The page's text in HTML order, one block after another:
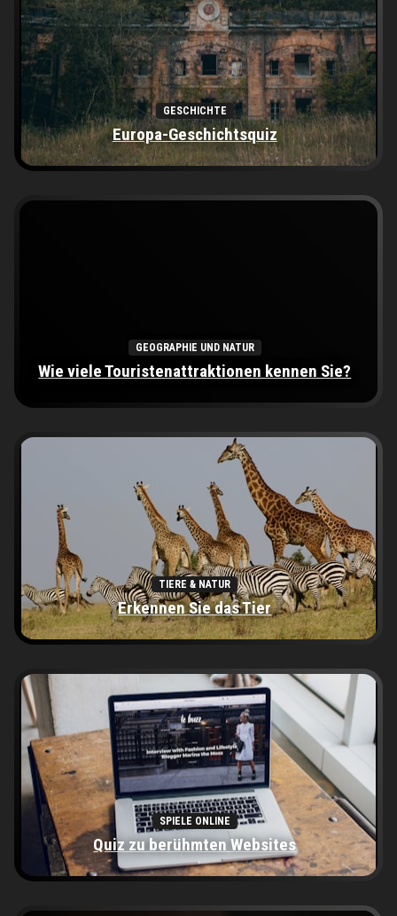
GESCHICHTE
Europa-Geschichtsquiz
GEOGRAPHIE UND NATUR
Wie viele Touristenattraktionen kennen Sie?
TIERE & NATUR
Erkennen Sie das Tier
SPIELE ONLINE
Quiz zu berühmten Websites